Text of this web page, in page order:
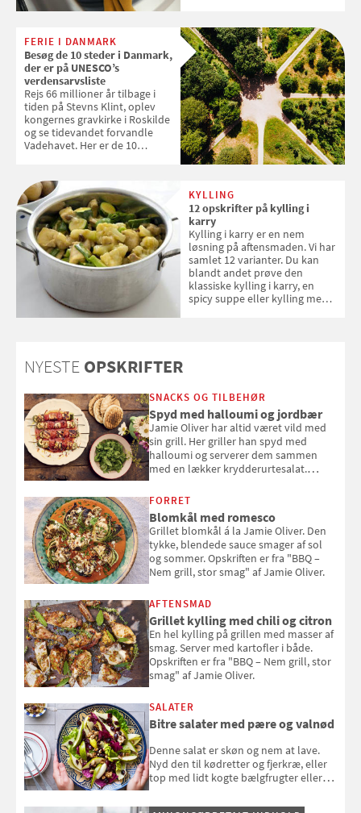
enkle råd til at spare penge på
tøjvasken
FERIE I DANMARK
Besøg de 10 steder i Danmark,
der er på UNESCO’s
verdensarvsliste
Rejs 66 millioner år tilbage i
tiden på Stevns Klint, oplev
kongernes gravkirke i Roskilde
og se tidevandet forvandle
Vadehavet. Her er de 10
KYLLING
12 opskrifter på kylling i
karry
Kylling i karry er en nem
løsning på aftensmaden. Vi har
samlet 12 varianter. Du kan
blandt andet prøve den
klassiske kylling i karry, en
spicy suppe eller kylling med
NYESTE OPSKRIFTER
SNACKS OG TILBEHØR
Spyd med halloumi og jordbær
Jamie Oliver har altid været vild med
sin grill. Her griller han spyd med
halloumi og serverer dem sammen
med en lækker krydderurtesalat.
smag" af Jamie Oliver.
FORRET
Blomkål med romesco
Grillet blomkål á la Jamie Oliver. Den
tykke, blendede sauce smager af sol
og sommer. Opskriften er fra "BBQ –
Nem grill, stor smag" af Jamie Oliver.
AFTENSMAD
Grillet kylling med chili og citron
En hel kylling på grillen med masser af
smag. Server med kartofler i både.
Opskriften er fra "BBQ – Nem grill, stor
smag" af Jamie Oliver.
SALATER
Bitre salater med pære og valnød
Denne salat er skøn og nem at lave.
Nyd den til kødretter og fjerkræ, eller
top med lidt kogte bælgfrugter eller
selvstændigt måltid. Opskriften er fra